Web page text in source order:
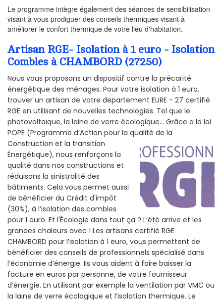
Le programme intègre également des séances de sensibilisation
visant à vous prodiguer des conseils thermiques visant à
améliorer le confort thermique de votre lieu d'habitation.
Artisan RGE- Isolation à 1 euro - Isolation
Combles à CHAMBORD (27250)
Nous vous proposons un dispositif contre la précarité
énergétique des ménages. Pour votre isolation à 1 euro,
trouver un artisan de votre departement EURE - 27 certifié
RGE en utilisant de nouvelles technologies. Tel que le
photovoltaïque, la laine de verre écologique... Grâce a la loi
POPE (Programme d’Action pour la qualité de la
Construction et la transition
Énergétique), nous renforçons la
qualité dans nos constructions et
réduisons la sinistralité des
bâtiments. Cela vous permet aussi
de bénéficier du Crédit d'impôt
(30%), à l’isolation des combles
pour 1 euro. Et l'Écologie dans tout ça ? L’été arrive et les
grandes chaleurs avec ! Les artisans certifié RGE
CHAMBORD pour l’isolation à 1 euro, vous permettent de
bénéficier des conseils de professionnels spécialisé dans
l’économie d’énergie. Ils vous aident à faire baisser la
facture en euros par personne, de votre fournisseur
d’énergie. En utilisant par exemple la ventilation par VMC ou
la laine de verre écologique et l’isolation thermique. Le